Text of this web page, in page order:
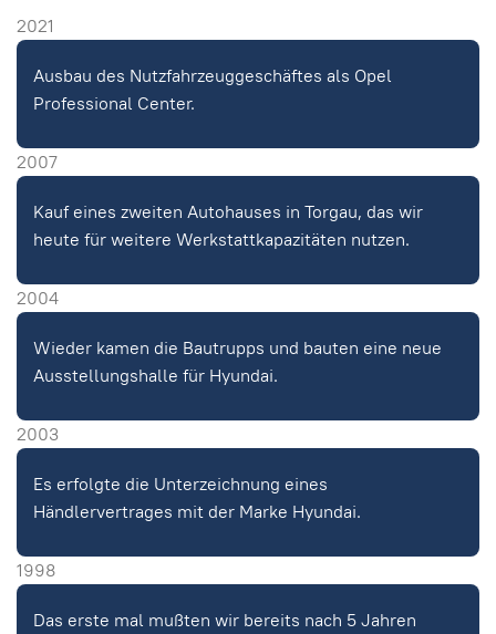
2021
Ausbau des Nutzfahrzeuggeschäftes als Opel
Professional Center.
2007
Kauf eines zweiten Autohauses in Torgau, das wir
heute für weitere Werkstattkapazitäten nutzen.
2004
Wieder kamen die Bautrupps und bauten eine neue
Ausstellungshalle für Hyundai.
2003
Es erfolgte die Unterzeichnung eines
Händlervertrages mit der Marke Hyundai.
1998
Das erste mal mußten wir bereits nach 5 Jahren